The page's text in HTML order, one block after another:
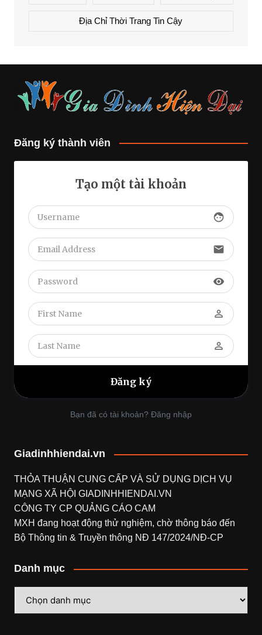
Địa Chỉ Thời Trang Tin Cậy
Đăng ký thành viên
Tạo một tài khoản
face
email
visibility
perm_identity
perm_identity
Bạn đã có tài khoản? Đăng nhập
Giadinhhiendai.vn
THỎA THUẬN CUNG CẤP VÀ SỬ DỤNG DỊCH VỤ
MẠNG XÃ HỘI GIADINHHIENDAI.VN
CÔNG TY CP QUẢNG CÁO CAM
MXH đang hoạt động thử nghiệm, chờ thông báo đến
Bộ Thông tin & Truyền thông NĐ 147/2024/NĐ-CP
Danh mục
mục